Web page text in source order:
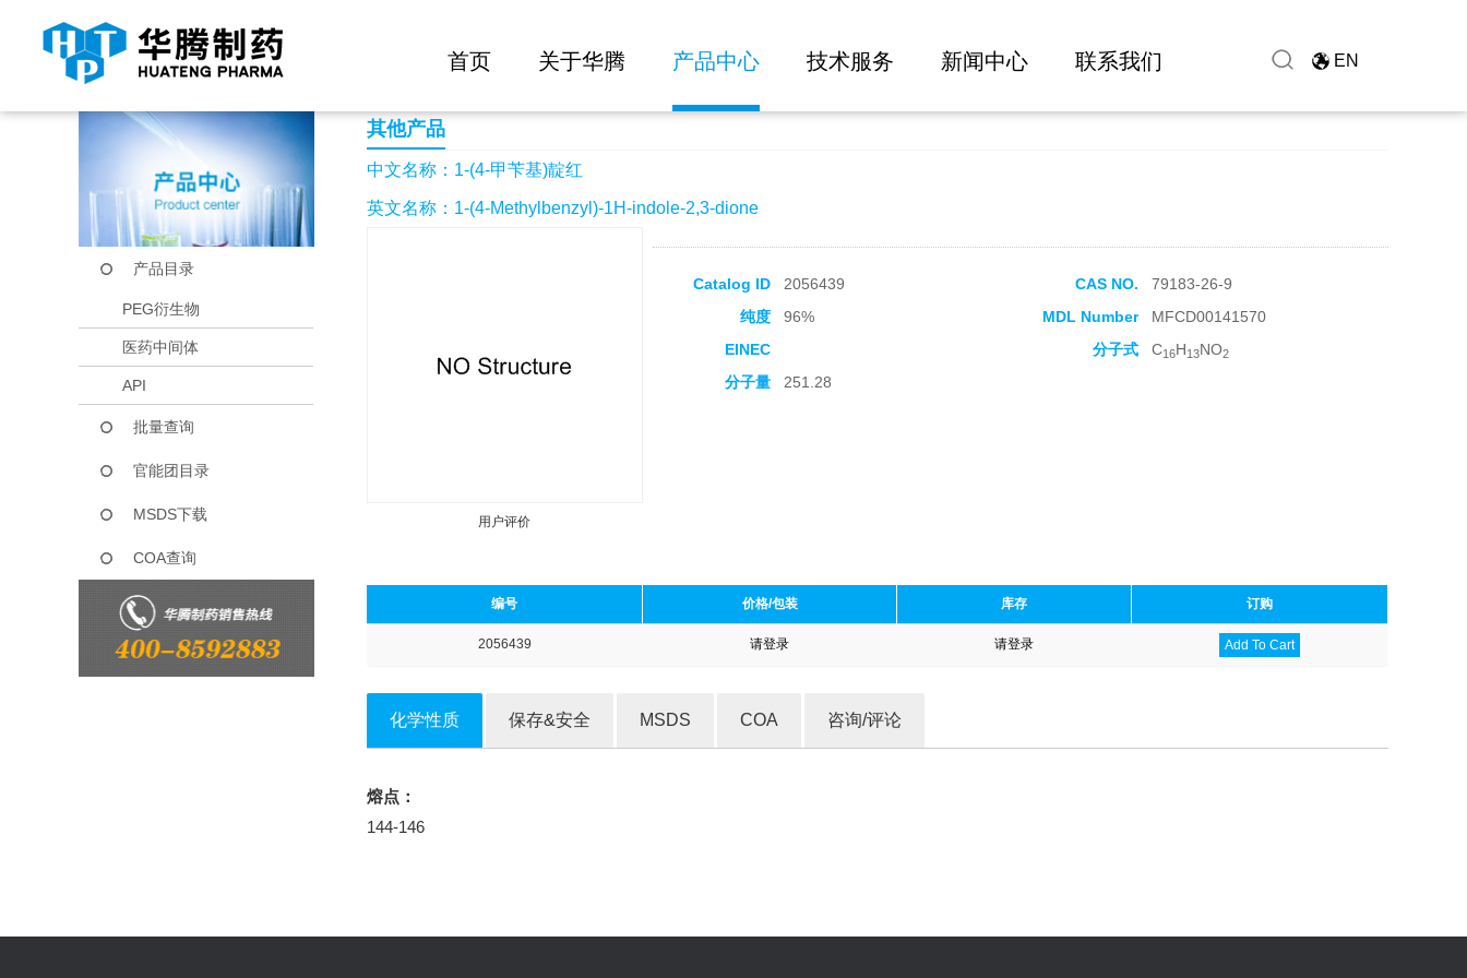
首页 关于华腾 产品中心 技术服务 新闻中心 联系我们 EN
当前位置： 首页 产品中心 1-(4-甲苄基)靛红
产品目录
PEG衍生物
医药中间体
API
批量查询
官能团目录
MSDS下载
COA查询
其他产品
中文名称：1-(4-甲苄基)靛红
英文名称：1-(4-Methylbenzyl)-1H-indole-2,3-dione
用户评价
Catalog ID 2056439 CAS NO.
79183-26-9
纯度
96% MDL Number
MFCD00141570
EINEC
分子式 C16H13NO2
分子量 251.28
编号 价格/包装 库存 订购
2056439 请登录 请登录 Add To Cart
化学性质 保存&安全 MSDS COA 咨询/评论
熔点：
144-146